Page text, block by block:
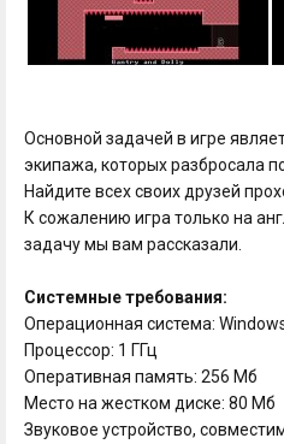
Основной задачей в игре
экипажа, которых разбросала
Найдите всех своих друзей
К сожалению игра только на
задачу мы вам рассказали.
Системные требования:
Операционная система:
Процессор: 1 ГГц
Оперативная память: 256 Мб
Место на жестком диске: 80 Мб
Звуковое устройство,